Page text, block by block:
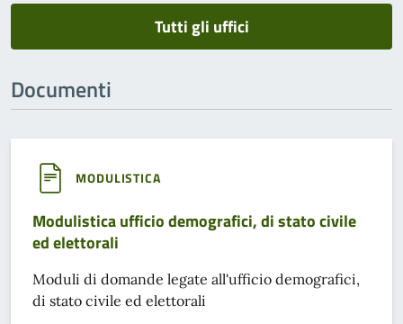
Tutti gli uffici
Documenti
MODULISTICA
Modulistica ufficio demografici, di stato civile
ed elettorali
Moduli di domande legate all'ufficio demografici,
di stato civile ed elettorali